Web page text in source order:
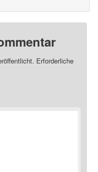
Erforderliche